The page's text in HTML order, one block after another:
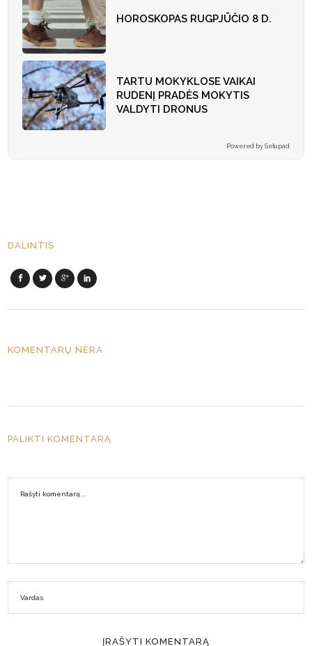
HOROSKOPAS RUGPJŪČIO 8 D.
TARTU MOKYKLOSE VAIKAI
RUDENĮ PRADĖS MOKYTIS
VALDYTI DRONUS
Powered by Setupad
DALINTIS
KOMENTARŲ NĖRA
PALIKTI KOMENTARĄ